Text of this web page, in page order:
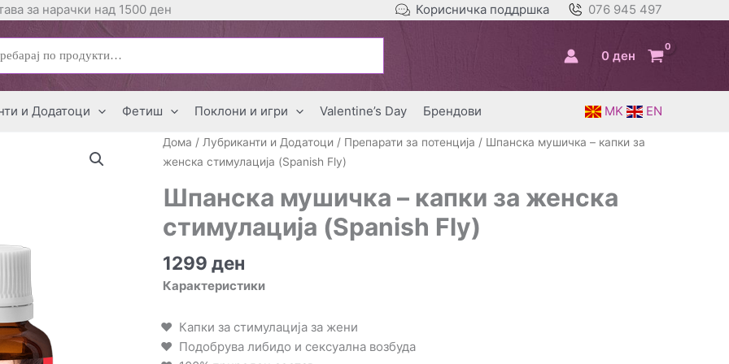
за нарачки над 1500 ден Корисничка поддршка 076 945 497
0 ден
и Додатоци Фетиш Поклони и игри Valentine’s Day Брендови MK EN
Дома / Лубриканти и Додатоци / Препарати за потенција / Шпанска мушичка – капки за
женска стимулација (Spanish Fly)
Шпанска мушичка – капки за женска
стимулација (Spanish Fly)
1299 ден
Карактеристики
Капки за стимулација за жени
Подобрува либидо и сексуална возбуда